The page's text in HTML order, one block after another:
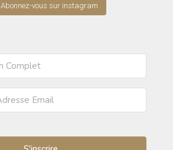
Abonnez-vous sur instagram